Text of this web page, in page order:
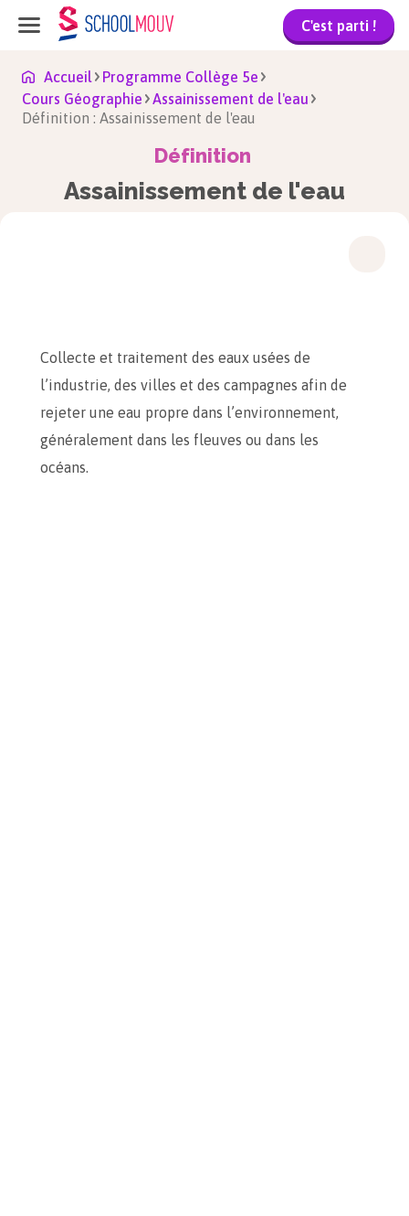
C'est parti !
Accueil
Programme Collège 5e
Cours Géographie
Assainissement de l'eau
Définition : Assainissement de l'eau
Définition
Assainissement de l'eau
Collecte et traitement des eaux usées de
l’industrie, des villes et des campagnes afin de
rejeter une eau propre dans l’environnement,
généralement dans les fleuves ou dans les
océans.